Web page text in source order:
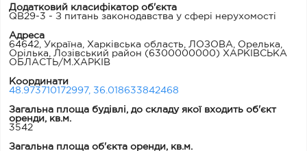
Додатковий класифікатор об'єкта
QB29-3 - З питань законодавства у сфері нерухомості
Адреса
64642, Україна, Харківська область, ЛОЗОВА, Орелька,
Орілька, Лозівський район (6300000000) ХАРКІВСЬКА
ОБЛАСТЬ/М.ХАРКІВ
Координати
48.973710172997, 36.018633842468
Загальна площа будівлі, до складу якої входить об'єкт
оренди, кв.м.
3542
Загальна площа об'єкта оренди, кв.м.